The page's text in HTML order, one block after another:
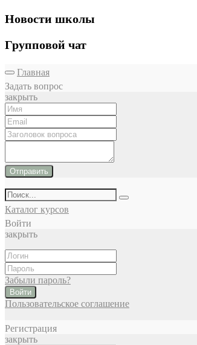
Новости школы
Групповой чат
Главная
Задать вопрос
закрыть
Отправить
Каталог курсов
Войти
закрыть
Забыли пароль?
Войти
Пользовательское соглашение
Регистрация
закрыть